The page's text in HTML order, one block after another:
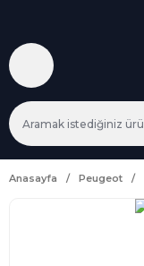
Anasayfa Peugeot